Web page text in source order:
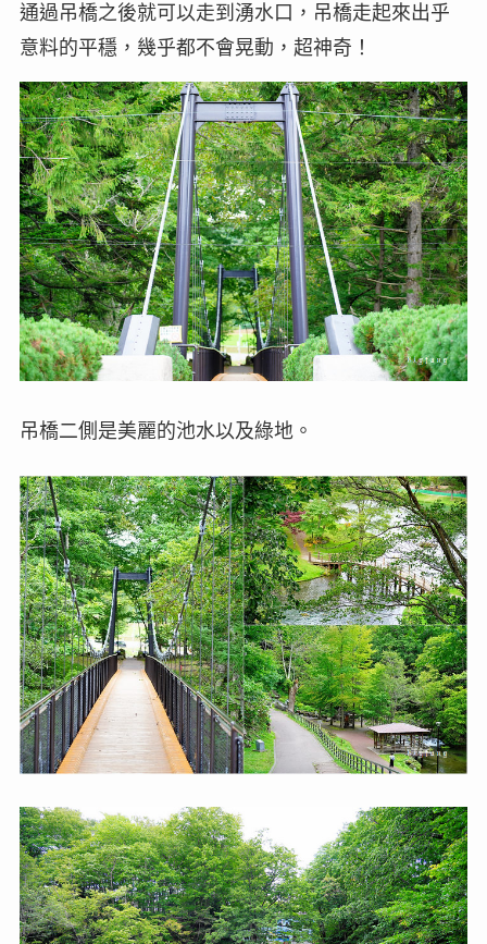
通過吊橋之後就可以走到湧水口，吊橋走起來出乎
意料的平穩，幾乎都不會晃動，超神奇！
吊橋二側是美麗的池水以及綠地。